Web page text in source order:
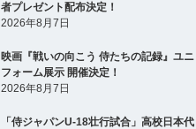
者プレゼント配布決定！
2026年8月7日
映画『戦いの向こう 侍たちの記録』ユニ
フォーム展示 開催決定！
2026年8月7日
「侍ジャパンU-18壮行試合」高校日本代